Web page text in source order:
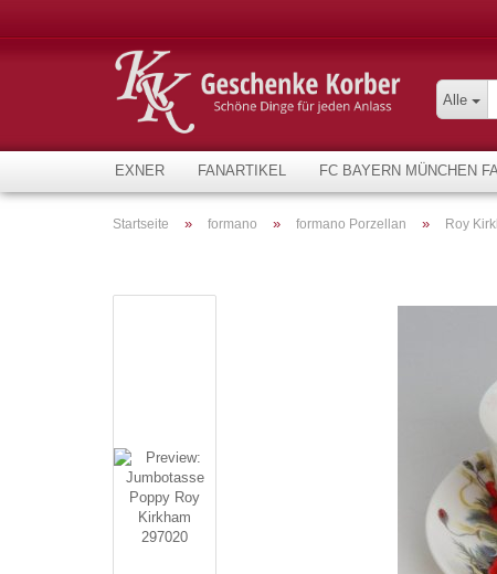
Alle
EXNER FANARTIKEL FC BAYERN MÜNCHEN
Startseite » formano » formano Porzellan » Roy